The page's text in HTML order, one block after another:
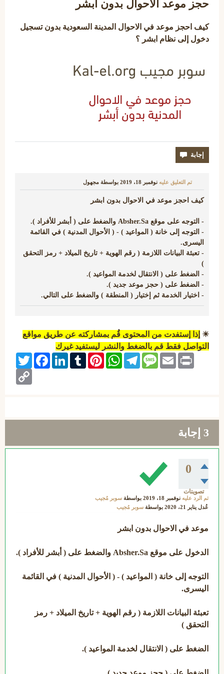
حجز موعد الاحوال بدون أبشر
كيف احجز موعد في الاحوال المدينة السعودية بدون تسجيل
دخول إلى نظام ابشر ؟
تم التعليق عليه نوفمبر 18، 2019 بواسطة مجهول
كيف احجز موعد في الاحوال بدون ابشر
- التوجه على موقع Absher.Sa والضغط على ( أبشر للأفراد ).
- التوجه إلى خانة ( المواعيد ) - ( الأحوال المدنية ) في القائمة
اليسرى.
- تعبئة البيانات اللازمة ( رقم الهوية + تاريخ الميلاد + رمز التحقق
)
- الضغط على ( الانتقال لخدمة المواعيد ).
- الضغط على ( حجز موعد جديد ).
- اختيار الخدمة ثم إختيار ( المنطقة ) والضغط على التالي.
☀ إذا إستفدت من المحتوى قُم بمشاركته عن طريق مواقع
التواصل فقط قم بالضغط والنشر ليستفيد غيرك
Twitter
FacebookLinkedInTumblrPinterest
WhatsAppTelegramMessageEmail Print
Copy
Link
3 إجابة
0
تصويتات
تم الرد عليه نوفمبر 18، 2019 بواسطة سوبر مُجيب
عُدل يناير 21، 2020 بواسطة سوبر مُجيب
موعد في الاحوال بدون ابشر
الدخول على موقع Absher.Sa والضغط على ( أبشر للأفراد ).
التوجه إلى خانة ( المواعيد ) - ( الأحوال المدنية ) في القائمة
اليسرى.
تعبئة البيانات اللازمة ( رقم الهوية + تاريخ الميلاد + رمز
التحقق )
الضغط على ( الانتقال لخدمة المواعيد ).